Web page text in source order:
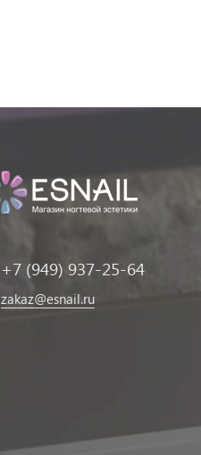
+7 (949) 937-25-64
zakaz@esnail.ru